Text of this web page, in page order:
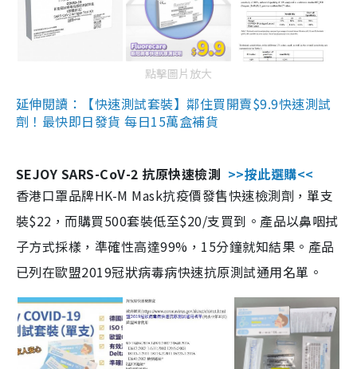
點擊圖片放大
延伸閱讀：【快速測試套裝】鄰住買開賣$9.9快速測試
劑！最快即日發貨 每日15萬盒補貨
SEJOY SARS-CoV-2 抗原快速檢測 >>按此選購<<
香港口罩品牌HK-M Mask抗疫價發售快速檢測劑，單支
裝$22，而購買500套裝低至$20/支買到。產品以鼻咽拭
子方式採樣，準確性高達99%，15分鐘就知結果。產品
已列在歐盟2019冠狀病毒病快速抗原測試通用名單。